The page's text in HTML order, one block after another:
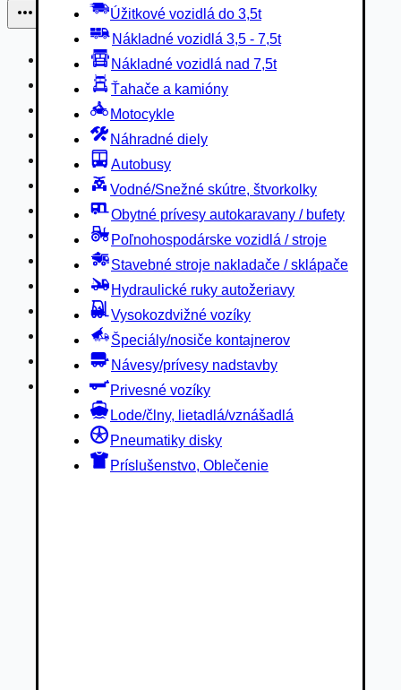
Úžitkové vozidlá do 3,5t
Nákladné vozidlá 3,5 - 7,5t
Nákladné vozidlá nad 7,5t
Ťahače a kamióny
Motocykle
Náhradné diely
Autobusy
Vodné/Snežné skútre, štvorkolky
Obytné prívesy autokaravany / bufety
Poľnohospodárske vozidlá / stroje
Stavebné stroje nakladače / sklápače
Hydraulické ruky autožeriavy
Vysokozdvižné vozíky
Špeciály/nosiče kontajnerov
Návesy/prívesy nadstavby
Privesné vozíky
Lode/člny, lietadlá/vznášadlá
Pneumatiky disky
Príslušenstvo, Oblečenie
Náhradné diely
Autobusy
Vodné/Snežné skútre, štvorkolky
Obytné prívesy autokaravany / bufety
Poľnohospodárske vozidlá / stroje
Stavebné stroje nakladače / sklápače
Hydraulické ruky autožeriavy
Vysokozdvižné vozíky
Špeciály/nosiče kontajnerov
Návesy/prívesy nadstavby
Privesné vozíky
Lode/člny, lietadlá/vznášadlá
Pneumatiky disky
Príslušenstvo, Oblečenie